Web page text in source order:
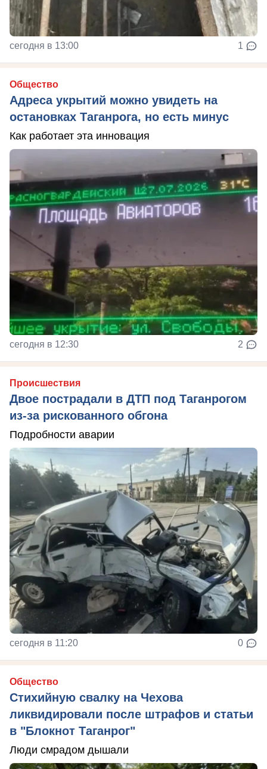
сегодня в 13:00 1
Общество
Адреса укрытий можно увидеть на
остановках Таганрога, но есть минус
Как работает эта инновация
сегодня в 12:30 2
Происшествия
Двое пострадали в ДТП под Таганрогом
из-за рискованного обгона
Подробности аварии
сегодня в 11:20 0
Общество
Стихийную свалку на Чехова
ликвидировали после штрафов и статьи
в "Блокнот Таганрог"
Люди смрадом дышали